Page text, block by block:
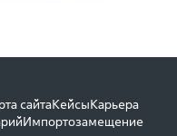
сайтаКейсыКарьера
Импортозамещение